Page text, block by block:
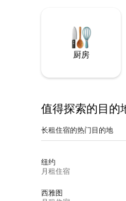
厨房
值得探索的目的
长租住宿的热门目的地
纽约
月租住宿
西雅图